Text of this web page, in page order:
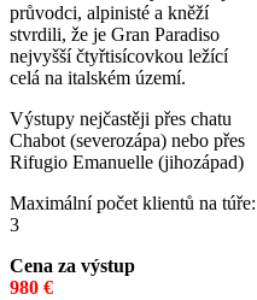
průvodci, alpinisté a kněží
stvrdili, že je Gran Paradiso
nejvyšší čtyřtisícovkou ležící
celá na italském území.
Výstupy nejčastěji přes chatu
Chabot (severozápa) nebo přes
Rifugio Emanuelle (jihozápad)
Maximální počet klientů na túře:
3
Cena za výstup
980 €